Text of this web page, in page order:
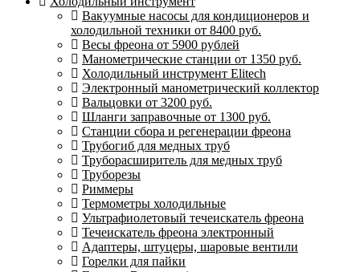
Вакуумные насосы для кондиционеров и
холодильной техники от 8400 руб.
Весы фреона от 5900 рублей
Манометрические станции от 1350 руб.
Холодильный инструмент Elitech
Электронный манометрический коллектор
Вальцовки от 3200 руб.
Шланги заправочные от 1300 руб.
Станции сбора и регенерации фреона
Трубогиб для медных труб
Труборасширитель для медных труб
Труборезы
Риммеры
Термометры холодильные
Ультрафиолетовый течеискатель фреона
Течеискатель фреона электронный
Адаптеры, штуцеры, шаровые вентили
Горелки для пайки